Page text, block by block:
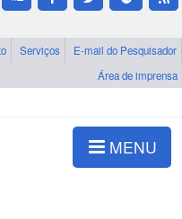
Serviços
E-mail do Pesquisador
Área de imprensa
MENU